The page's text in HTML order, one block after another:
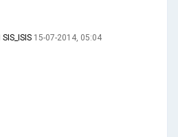
SIS_ISIS 15-07-2014, 05:04